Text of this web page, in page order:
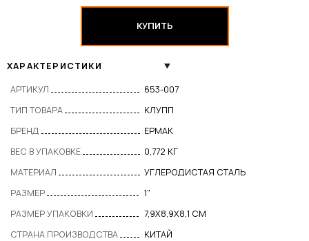
КУПИТЬ
ХАРАКТЕРИСТИКИ
АРТИКУЛ
653-007
ТИП ТОВАРА
КЛУПП
БРЕНД
ЕРМАК
ВЕС В УПАКОВКЕ
0,772 КГ
МАТЕРИАЛ
УГЛЕРОДИСТАЯ СТАЛЬ
РАЗМЕР
1"
РАЗМЕР УПАКОВКИ
7,9X8,9X8,1 СМ
СТРАНА ПРОИЗВОДСТВА
КИТАЙ